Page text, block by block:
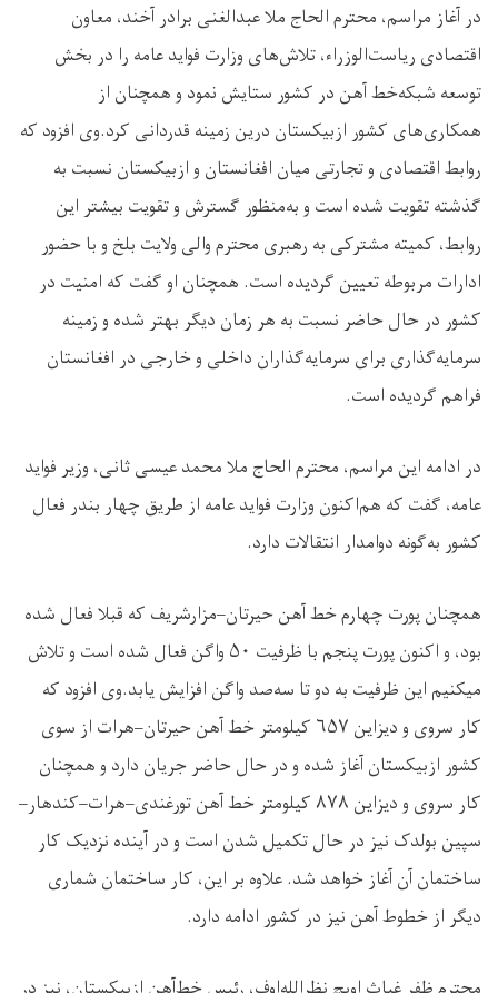
در آغاز مراسم، محترم الحاج ملا عبدالغنی برادر آخند، معاون
اقتصادی ریاست‌الوزراء، تلاش‌های وزارت فواید عامه را در بخش
توسعه شبکه‌خط آهن در کشور ستایش نمود و همچنان از
همکاری‌های کشور ازبیکستان درین زمینه قدردانی کرد.وی افزود که
روابط اقتصادی و تجارتی میان افغانستان و ازبیکستان نسبت به
گذشته تقویت شده است و به‌منظور گسترش و تقویت بیشتر این
روابط، کمیته مشترکی به رهبری محترم والی ولایت بلخ و با حضور
ادارات مربوطه تعیین گردیده است. همچنان او گفت که امنیت در
کشور در حال حاضر نسبت به هر زمان دیگر بهتر شده و زمینه
سرمایه‌گذاری برای سرمایه‌گذاران داخلی و خارجی در افغانستان
فراهم گردیده است.
در ادامه این مراسم، محترم الحاج ملا محمد عیسی ثانی، وزیر فواید
عامه، گفت که هم‌اکنون وزارت فواید عامه از طریق چهار بندر فعال
کشور به‌گونه دوامدار انتقالات دارد.
همچنان پورت چهارم خط آهن حیرتان–مزارشریف که قبلا فعال شده
بود، و اکنون پورت پنجم با ظرفیت ۵۰ واگن‌ فعال شده است و تلاش
میکنیم این ظرفیت به دو تا سه‌صد واگن افزایش یابد.وی افزود که
کار سروی و دیزاین ۶۵۷ کیلومتر خط آهن حیرتان–هرات از سوی
کشور ازبیکستان آغاز شده و در حال حاضر جریان دارد و همچنان
کار سروی و دیزاین ۸۷۸کیلومتر خط آهن تورغندی–هرات–کندهار–
سپین بولدک نیز در حال تکمیل شدن است و در آینده نزدیک کار
ساختمان آن آغاز خواهد شد. علاوه بر این، کار ساختمان شماری
دیگر از خطوط آهن نیز در کشور ادامه دارد.